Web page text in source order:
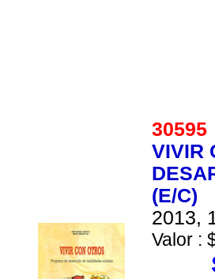
VIVIR
(E/C)
2013,
Valor :